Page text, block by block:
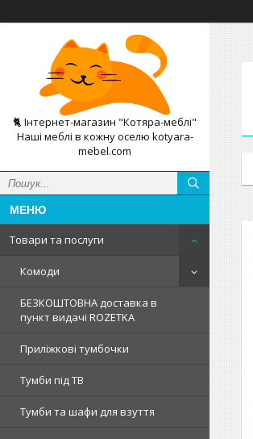
🐈 Інтернет-магазин "Котяра-меблі"
Наші меблі в кожну оселю kotyara-
mebel.com
Товари та послуги
Комоди
БЕЗКОШТОВНА доставка в
пункт видачі ROZETKA
Приліжкові тумбочки
Тумби під ТВ
Тумби та шафи для взуття